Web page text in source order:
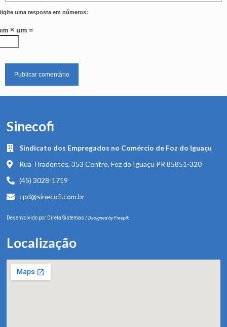
uma resposta em números:
× um =
Sinecofi
Sindicato dos Empregados no Comércio de Foz do Iguaçu
Rua Tiradentes, 353 Centro, Foz do Iguaçu PR 85851-320
(45) 3028-1719
cpd@sinecofi.com.br
Desenvolvido por Direta Sistemas / Designed by Freepik
Localização